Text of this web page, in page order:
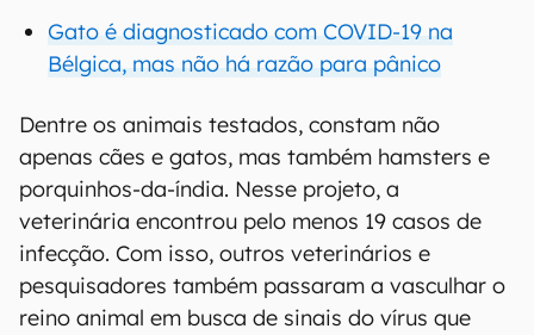
Gato é diagnosticado com COVID-19 na
Bélgica, mas não há razão para pânico
Dentre os animais testados, constam não
apenas cães e gatos, mas também hamsters e
porquinhos-da-índia. Nesse projeto, a
veterinária encontrou pelo menos 19 casos de
infecção. Com isso, outros veterinários e
pesquisadores também passaram a vasculhar o
reino animal em busca de sinais do vírus que